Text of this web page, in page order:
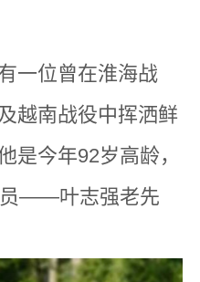
一位曾在淮海战
越南战役中挥洒鲜
是今年92岁高龄，
员——叶志强老先